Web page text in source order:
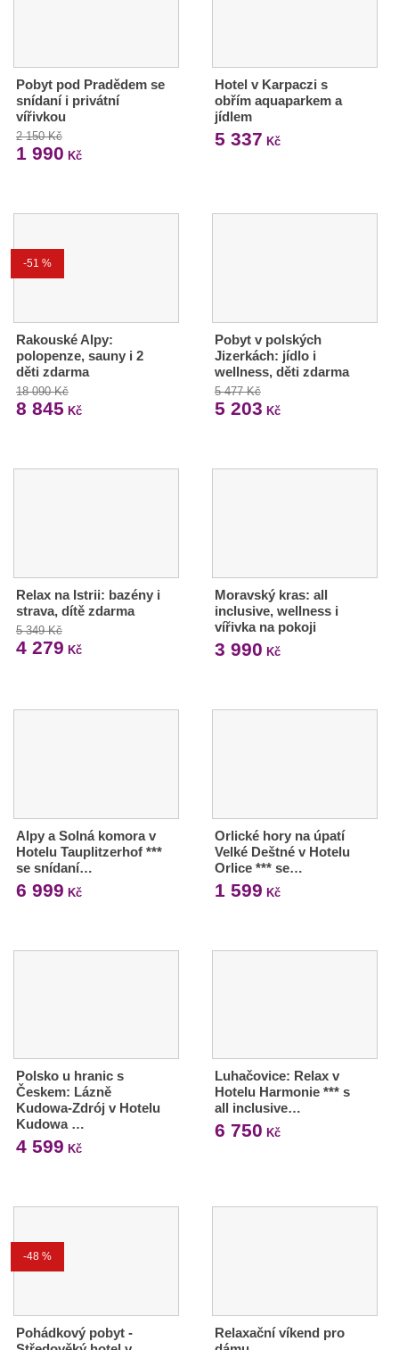
Pobyt pod Pradědem se
snídaní i privátní
vířivkou
2 150 Kč
1 990 Kč
Hotel v Karpaczi s
obřím aquaparkem a
jídlem
5 337 Kč
-51 %
Rakouské Alpy:
polopenze, sauny i 2
děti zdarma
18 090 Kč
8 845 Kč
Pobyt v polských
Jizerkách: jídlo i
wellness, děti zdarma
5 477 Kč
5 203 Kč
Relax na Istrii: bazény i
strava, dítě zdarma
5 349 Kč
4 279 Kč
Moravský kras: all
inclusive, wellness i
vířivka na pokoji
3 990 Kč
Alpy a Solná komora v
Hotelu Tauplitzerhof ***
se snídaní…
6 999 Kč
Orlické hory na úpatí
Velké Deštné v Hotelu
Orlice *** se…
1 599 Kč
Polsko u hranic s
Českem: Lázně
Kudowa-Zdrój v Hotelu
Kudowa …
4 599 Kč
Luhačovice: Relax v
Hotelu Harmonie *** s
all inclusive…
6 750 Kč
-48 %
Pohádkový pobyt -
Relaxační víkend pro